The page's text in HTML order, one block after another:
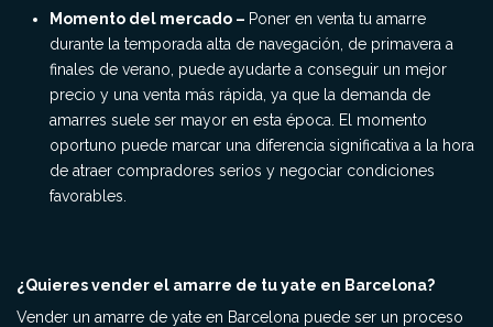
Momento del mercado – Poner en venta tu amarre
durante la temporada alta de navegación, de primavera a
finales de verano, puede ayudarte a conseguir un mejor
precio y una venta más rápida, ya que la demanda de
amarres suele ser mayor en esta época. El momento
oportuno puede marcar una diferencia significativa a la hora
de atraer compradores serios y negociar condiciones
favorables.
¿Quieres vender el amarre de tu yate en Barcelona?
Vender un amarre de yate en Barcelona puede ser un proceso